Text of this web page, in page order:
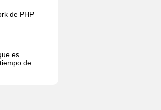
de PHP
es
de